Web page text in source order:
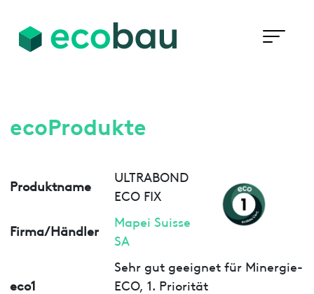
ecoProdukte
Produktname
ULTRABOND
ECO FIX
Firma/Händler
Mapei Suisse
SA
eco1
Sehr gut geeignet für Minergie-
ECO, 1. Priorität